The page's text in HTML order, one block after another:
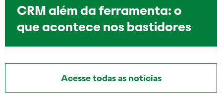
CRM além da ferramenta: o
que acontece nos bastidores
Acesse todas as notícias